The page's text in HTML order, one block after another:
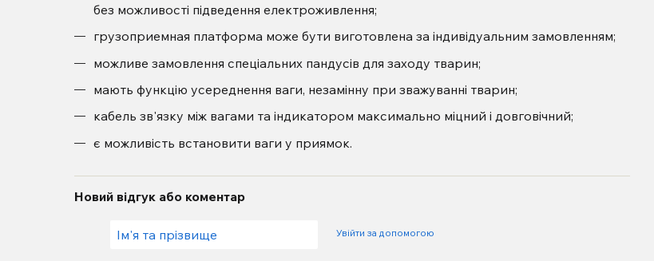
без можливості підведення електроживлення;
грузоприемная платформа може бути виготовлена ​​за індивідуальним замовленням;
можливе замовлення спеціальних пандусів для заходу тварин;
мають функцію усереднення ваги, незамінну при зважуванні тварин;
кабель зв'язку між вагами та індикатором максимально міцний і довговічний;
є можливість встановити ваги у приямок.
Новий відгук або коментар
Увійти за допомогою